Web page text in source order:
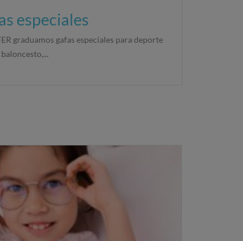
especiales
graduamos gafas especiales para deporte